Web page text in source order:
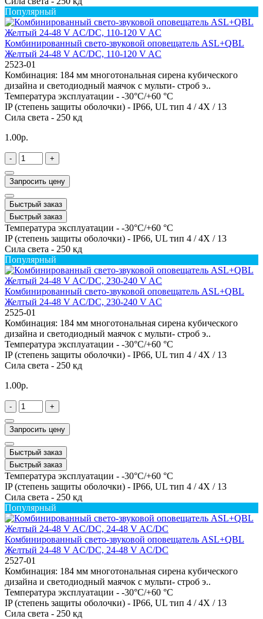
Популярный
Комбинированный свето-звуковой оповещатель ASL+QBL
Желтый 24-48 V AC/DC, 110-120 V AC
2523-01
Комбинация: 184 мм многотональная сирена кубического
дизайна и светодиодный маячок с мульти- строб э..
Температура эксплуатации - -30°C/+60 °C
IP (степень защиты оболочки) - IP66, UL тип 4 / 4X / 13
Сила света - 250 кд
1.00р.
- +
Запросить цену
Быстрый заказ
Быстрый заказ
Температура эксплуатации - -30°C/+60 °C
IP (степень защиты оболочки) - IP66, UL тип 4 / 4X / 13
Сила света - 250 кд
Популярный
Комбинированный свето-звуковой оповещатель ASL+QBL
Желтый 24-48 V AC/DC, 230-240 V AC
2525-01
Комбинация: 184 мм многотональная сирена кубического
дизайна и светодиодный маячок с мульти- строб э..
Температура эксплуатации - -30°C/+60 °C
IP (степень защиты оболочки) - IP66, UL тип 4 / 4X / 13
Сила света - 250 кд
1.00р.
- +
Запросить цену
Быстрый заказ
Быстрый заказ
Температура эксплуатации - -30°C/+60 °C
IP (степень защиты оболочки) - IP66, UL тип 4 / 4X / 13
Сила света - 250 кд
Популярный
Комбинированный свето-звуковой оповещатель ASL+QBL
Желтый 24-48 V AC/DC, 24-48 V AC/DC
2527-01
Комбинация: 184 мм многотональная сирена кубического
дизайна и светодиодный маячок с мульти- строб э..
Температура эксплуатации - -30°C/+60 °C
IP (степень защиты оболочки) - IP66, UL тип 4 / 4X / 13
Сила света - 250 кд